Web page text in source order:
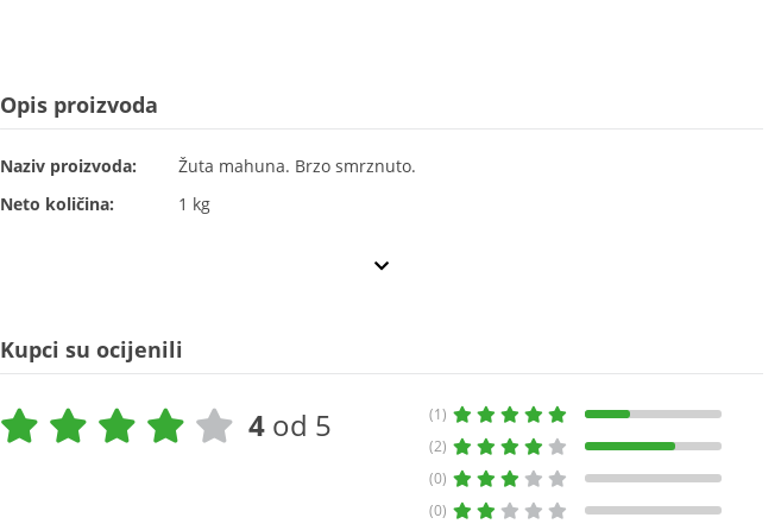
Opis proizvoda
Naziv proizvoda:
Žuta mahuna. Brzo smrznuto.
Neto količina:
1 kg
Kupci su ocijenili
4 od 5
(1)
(2)
(0)
(0)